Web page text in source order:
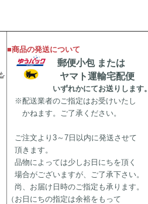
■商品の発送について
郵便小包 または
ヤマト運輸宅配便
いずれかにてお送りします。
※配送業者のご指定はお受けいたし
かねます。ご了承ください。
ご注文より3～7日以内に発送させて
頂きます。
品物によっては少しお日にちを頂く
場合がございますが、ご了承下さい。
尚、お届け日時のご指定も承ります。
（お日にちの指定は余裕をもって